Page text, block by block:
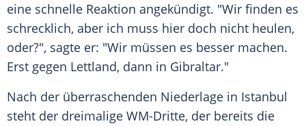
eine schnelle Reaktion angekündigt. "Wir finden es
schrecklich, aber ich muss hier doch nicht heulen,
oder?", sagte er: "Wir müssen es besser machen.
Erst gegen Lettland, dann in Gibraltar."
Nach der überraschenden Niederlage in Istanbul
steht der dreimalige WM-Dritte, der bereits die